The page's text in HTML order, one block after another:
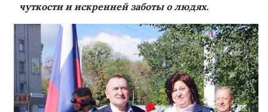
чуткости и искренней заботы о людях.